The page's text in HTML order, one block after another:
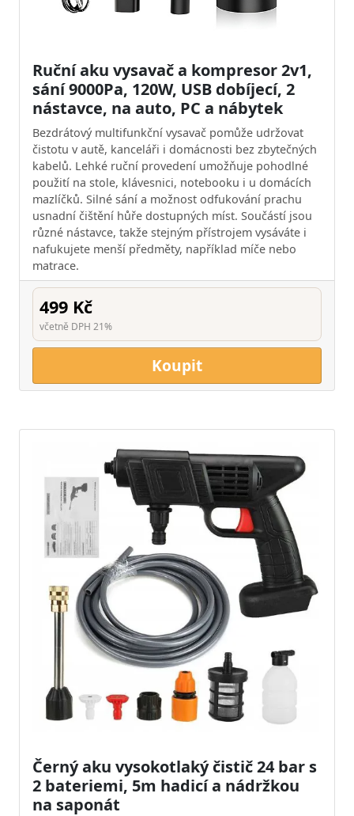
Ruční aku vysavač a kompresor 2v1,
sání 9000Pa, 120W, USB dobíjecí, 2
nástavce, na auto, PC a nábytek
Bezdrátový multifunkční vysavač pomůže udržovat
čistotu v autě, kanceláři i domácnosti bez zbytečných
kabelů. Lehké ruční provedení umožňuje pohodlné
použití na stole, klávesnici, notebooku i u domácích
mazlíčků. Silné sání a možnost odfukování prachu
usnadní čištění hůře dostupných míst. Součástí jsou
různé nástavce, takže stejným přístrojem vysáváte i
nafukujete menší předměty, například míče nebo
matrace.
499 Kč
včetně DPH 21%
Koupit
Černý aku vysokotlaký čistič 24 bar s
2 bateriemi, 5m hadicí a nádržkou
na saponát